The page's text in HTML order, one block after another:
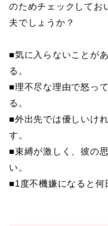
のためチェックしてお
夫でしょうか？
■気に入らないことが
る。
■理不尽な理由で怒っ
る。
■外出先では優しいけ
す。
■束縛が激しく、彼の
い。
■1度不機嫌になると何